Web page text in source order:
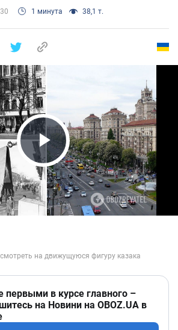
1 минута 38,1 т.
Play Video
первыми в курсе главного –
на Новини на OBOZ.UA в